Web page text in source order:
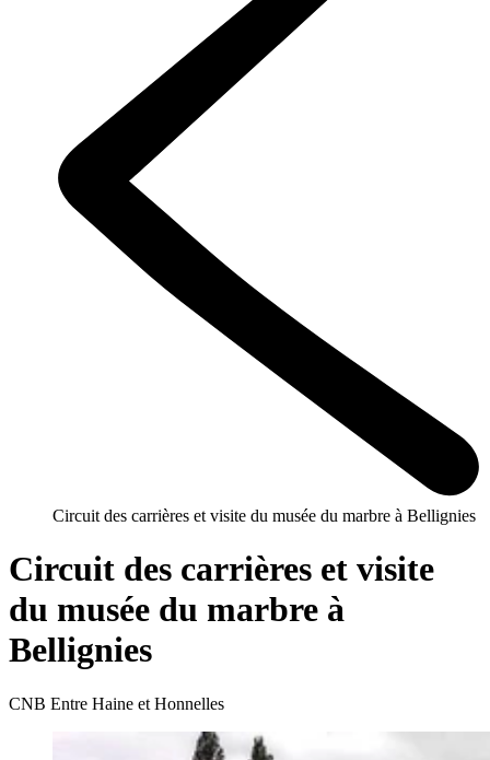
Circuit des carrières et visite du musée du marbre à Bellignies
Circuit des carrières et visite
du musée du marbre à
Bellignies
CNB Entre Haine et Honnelles